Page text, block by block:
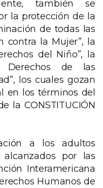
también se
la protección de la
de todas las
contra la Mujer”, la
del Niño”, la
Derechos de las
los cuales gozan
en los términos del
la CONSTITUCIÓN
a los adultos
por las
Interamericana
Humanos de